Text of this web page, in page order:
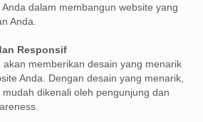
dalam membangun website yang
Anda.
Responsif
akan memberikan desain yang menarik
Anda. Dengan desain yang menarik,
dikenali oleh pengunjung dan